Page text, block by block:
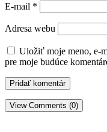
E-mail *
Adresa webu
Uložiť moje meno, e-
pre moje budúce
View Comments (0)